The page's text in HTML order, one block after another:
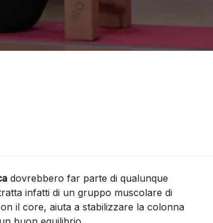
dovrebbero far parte di qualunque
infatti di un gruppo muscolare di
il core, aiuta a stabilizzare la colonna